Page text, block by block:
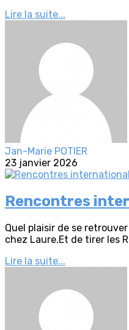
Lire la suite...
Jan-Marie POTIER
23 janvier 2026
Rencontres
Quel plaisir de se
chez Laure.Et de tirer les
Lire la suite...